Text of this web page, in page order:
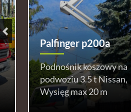
Palfinger p200a
Podnośnik koszowy na
podwoziu 3.5 t Nissan,
Wysięg max 20 m